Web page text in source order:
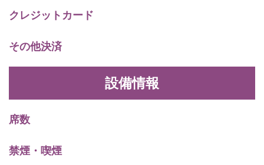
クレジットカード
その他決済
設備情報
席数
禁煙・喫煙